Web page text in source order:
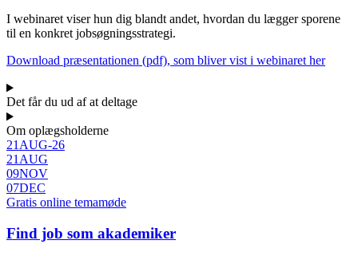
I webinaret viser hun dig blandt andet, hvordan du lægger sporene
til en konkret jobsøgningsstrategi.
Download præsentationen (pdf), som bliver vist i webinaret her
Det får du ud af at deltage
Om oplægsholderne
21AUG-26
21AUG
09NOV
07DEC
Gratis online temamøde
Find job som akademiker